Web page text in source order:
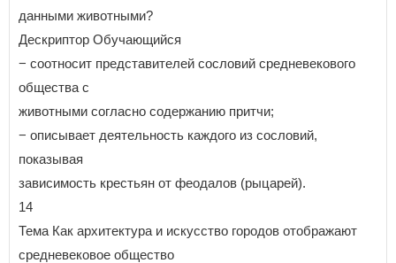
данными животными?
Дескриптор Обучающийся
− соотносит представителей сословий средневекового
общества с
животными согласно содержанию притчи;
− описывает деятельность каждого из сословий,
показывая
зависимость крестьян от феодалов (рыцарей).
14
Тема Как архитектура и искусство городов отображают
средневековое общество